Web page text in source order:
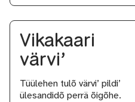
Vikakaari
värvi’
Tüülehen tulõ värvi’ pildi’
ülesandidõ perrä õigõhe.